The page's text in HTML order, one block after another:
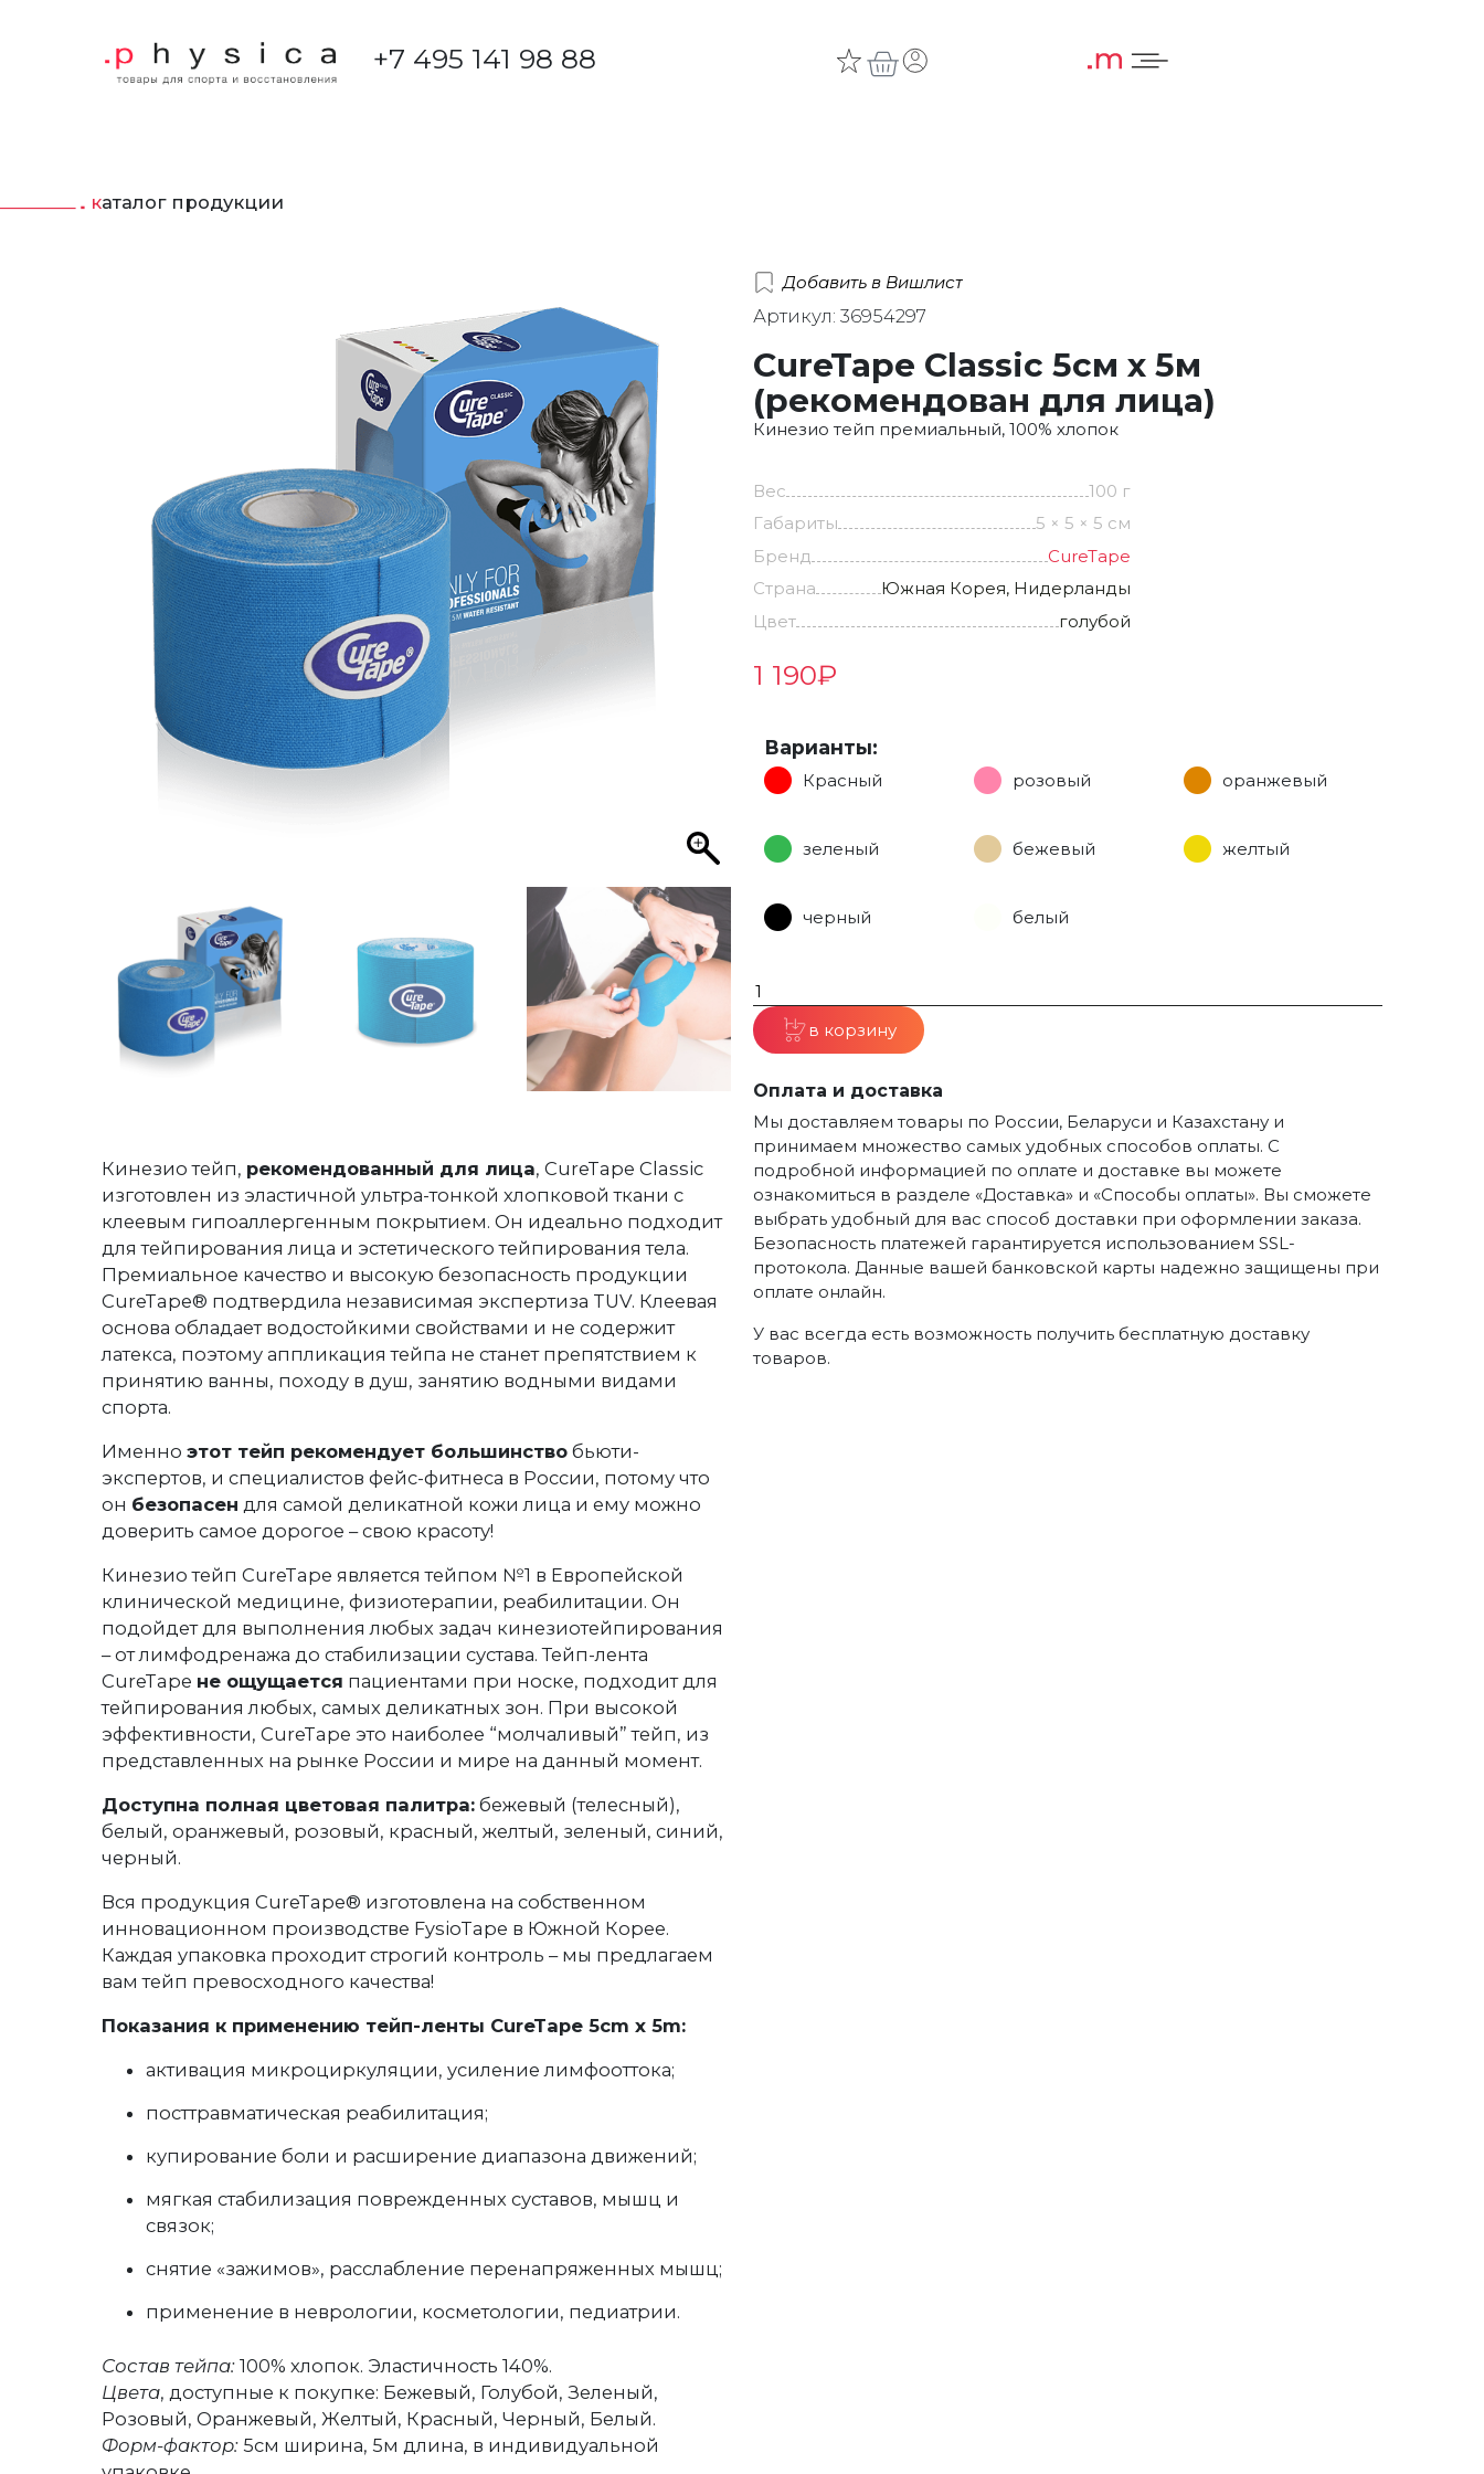
+7 495 141 98 88
каталог продукции
Кинезио тейп, рекомендованный для лица, CureTape Classic
изготовлен из эластичной ультра-тонкой хлопковой ткани с
клеевым гипоаллергенным покрытием. Он идеально подходит
для тейпирования лица и эстетического тейпирования тела.
Премиальное качество и высокую безопасность продукции
CureTape® подтвердила независимая экспертиза TUV. Клеевая
основа обладает водостойкими свойствами и не содержит
латекса, поэтому аппликация тейпа не станет препятствием к
принятию ванны, походу в душ, занятию водными видами
спорта.
Именно этот тейп рекомендует большинство бьюти-
экспертов, и специалистов фейс-фитнеса в России, потому что
он безопасен для самой деликатной кожи лица и ему можно
доверить самое дорогое – свою красоту!
Кинезио тейп CureTape является тейпом №1 в Европейской
клинической медицине, физиотерапии, реабилитации. Он
подойдет для выполнения любых задач кинезиотейпирования
– от лимфодренажа до стабилизации сустава. Тейп-лента
CureTape не ощущается пациентами при носке, подходит для
тейпирования любых, самых деликатных зон. При высокой
эффективности, CureTape это наиболее “молчаливый” тейп, из
представленных на рынке России и мире на данный момент.
Доступна полная цветовая палитра: бежевый (телесный),
белый, оранжевый, розовый, красный, желтый, зеленый, синий,
черный.
Вся продукция CureTape® изготовлена на собственном
инновационном производстве FysioTape в Южной Корее.
Каждая упаковка проходит строгий контроль – мы предлагаем
вам тейп превосходного качества!
Показания к применению тейп-ленты CureTape 5cm x 5m:
активация микроциркуляции, усиление лимфооттока;
посттравматическая реабилитация;
купирование боли и расширение диапазона движений;
мягкая стабилизация поврежденных суставов, мышц и
связок;
снятие «зажимов», расслабление перенапряженных мышц;
применение в неврологии, косметологии, педиатрии.
Состав тейпа: 100% хлопок. Эластичность 140%.
Цвета, доступные к покупке: Бежевый, Голубой, Зеленый,
Розовый, Оранжевый, Желтый, Красный, Черный, Белый.
Форм-фактор: 5см ширина, 5м длина, в индивидуальной
Добавить в Вишлист
Артикул: 36954297
CureTape Classic 5см x 5м
(рекомендован для лица)
Кинезио тейп премиальный, 100% хлопок
Вес
100 г
Габариты
5 × 5 × 5 см
Бренд
CureTape
Страна
Южная Корея, Нидерланды
Цвет
голубой
1 190₽
Варианты:
Красный розовый оранжевый
зеленый бежевый желтый
черный белый
в корзину
Оплата и доставка
Мы доставляем товары по России, Беларуси и Казахстану и
принимаем множество самых удобных способов оплаты. С
подробной информацией по оплате и доставке вы можете
ознакомиться в разделе «Доставка» и «Способы оплаты». Вы сможете
выбрать удобный для вас способ доставки при оформлении заказа.
Безопасность платежей гарантируется использованием SSL-
протокола. Данные вашей банковской карты надежно защищены при
оплате онлайн.
У вас всегда есть возможность получить бесплатную доставку
товаров.